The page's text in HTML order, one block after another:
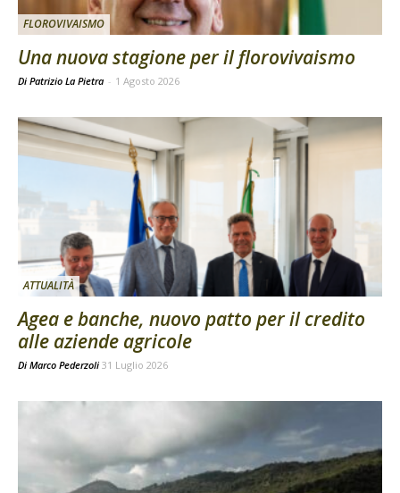
FLOROVIVAISMO
Una nuova stagione per il florovivaismo
Di Patrizio La Pietra - 1 Agosto 2026
ATTUALITÀ
Agea e banche, nuovo patto per il credito
alle aziende agricole
Di Marco Pederzoli 31 Luglio 2026